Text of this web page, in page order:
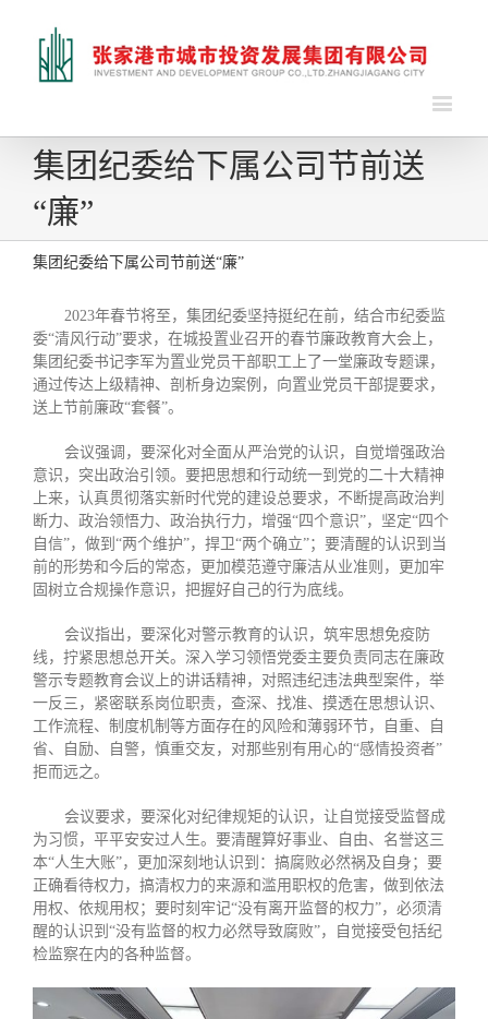
集团纪委给下属公司节前送
“廉”
集团纪委给下属公司节前送“廉”
2023年春节将至，集团纪委坚持挺纪在前，结合市纪委监
委“清风行动”要求，在城投置业召开的春节廉政教育大会上，
集团纪委书记李军为置业党员干部职工上了一堂廉政专题课，
通过传达上级精神、剖析身边案例，向置业党员干部提要求，
送上节前廉政“套餐”。
会议强调，要深化对全面从严治党的认识，自觉增强政治
意识，突出政治引领。要把思想和行动统一到党的二十大精神
上来，认真贯彻落实新时代党的建设总要求，不断提高政治判
断力、政治领悟力、政治执行力，增强“四个意识”，坚定“四个
自信”，做到“两个维护”，捍卫“两个确立”；要清醒的认识到当
前的形势和今后的常态，更加模范遵守廉洁从业准则，更加牢
固树立合规操作意识，把握好自己的行为底线。
会议指出，要深化对警示教育的认识，筑牢思想免疫防
线，拧紧思想总开关。深入学习领悟党委主要负责同志在廉政
警示专题教育会议上的讲话精神，对照违纪违法典型案件，举
一反三，紧密联系岗位职责，查深、找准、摸透在思想认识、
工作流程、制度机制等方面存在的风险和薄弱环节，自重、自
省、自励、自警，慎重交友，对那些别有用心的“感情投资者”
拒而远之。
会议要求，要深化对纪律规矩的认识，让自觉接受监督成
为习惯，平平安安过人生。要清醒算好事业、自由、名誉这三
本“人生大账”，更加深刻地认识到：搞腐败必然祸及自身；要
正确看待权力，搞清权力的来源和滥用职权的危害，做到依法
用权、依规用权；要时刻牢记“没有离开监督的权力”，必须清
醒的认识到“没有监督的权力必然导致腐败”，自觉接受包括纪
检监察在内的各种监督。